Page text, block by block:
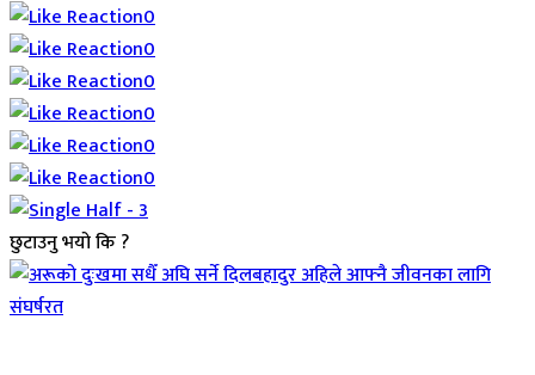
0
0
0
0
0
0
छुटाउनु भयो कि ?